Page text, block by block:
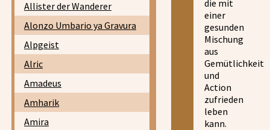
Allister der Wanderer
Alonzo Umbario ya Gravura
Alpgeist
Alric
Amadeus
Amharik
Amira
die mit
einer
gesunden
Mischung
aus
Gemütlichkeit
und
Action
zufrieden
leben
kann.